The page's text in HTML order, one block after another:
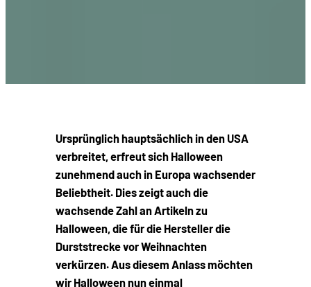
Ursprünglich hauptsächlich in den USA
verbreitet, erfreut sich Halloween
zunehmend auch in Europa wachsender
Beliebtheit. Dies zeigt auch die
wachsende Zahl an Artikeln zu
Halloween, die für die Hersteller die
Durststrecke vor Weihnachten
verkürzen. Aus diesem Anlass möchten
wir Halloween nun einmal